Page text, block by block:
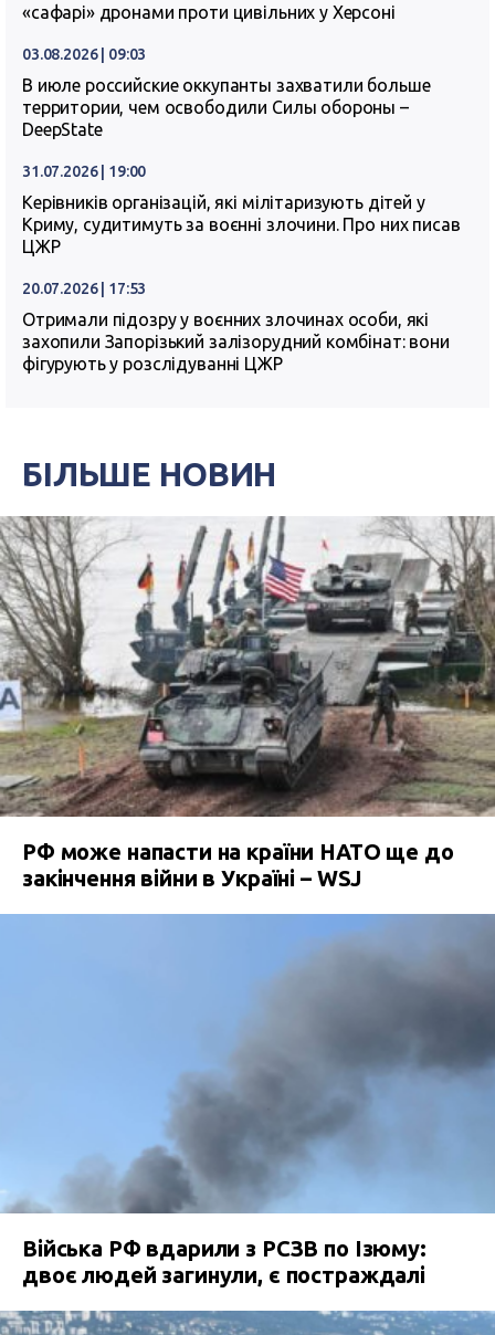
«сафарі» дронами проти цивільних у Херсоні
03.08.2026 | 09:03
В июле российские оккупанты захватили больше
территории, чем освободили Силы обороны –
DeepState
31.07.2026 | 19:00
Керівників організацій, які мілітаризують дітей у
Криму, судитимуть за воєнні злочини. Про них писав
ЦЖР
20.07.2026 | 17:53
Отримали підозру у воєнних злочинах особи, які
захопили Запорізький залізорудний комбінат: вони
фігурують у розслідуванні ЦЖР
БІЛЬШЕ НОВИН
РФ може напасти на країни НАТО ще до
закінчення війни в Україні – WSJ
Війська РФ вдарили з РСЗВ по Ізюму:
двоє людей загинули, є постраждалі